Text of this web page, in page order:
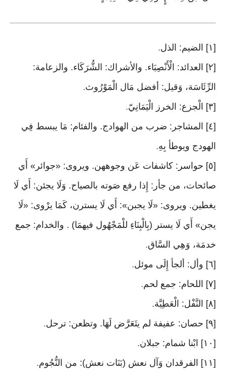
[١] الضيم: الذل .
[٢] العدائد: الْأَنْصِبَاء. والأشراك: الشُّرَكَاء. والزعامة:
الرِّئَاسَة، وَقيل: أفضل مَال الْمَوْرُوث.
[٣] الْجزع: الخرز الْيَمَانِيّ .
[٤] المشاجر: ضرب من الهوادج. والفئام: مَا يبسط فِي
الهودج ويوطأ بِهِ.
[٥] حواسر: كاشفات عَن وجوههن. ويروى: «جوائر» أَي
صائحات، من جأر: إِذا رفع صَوته بالصياح. وَلَا يجئن: أَي لَا
يغطين. ويروى: «لَا يجبن»: أَي لَا يسترن، كَمَا يرْوى: «لَا
يجن» أَي لَا يستر (بِالْبِنَاءِ للْمَجْهُول فيهمَا) . والخدام: جمع
خدمَة، وَهِي السَّاق.
[٦] وأل: ألجأ إِلَى موئل .
[٧] اللحام: جمع لحم .
[٨] النَّفْل: الْعَطِيَّة .
[٩] حصان: عفيفة لم يتَعَرَّض لَهَا. وتظعن: ترحل .
[١٠] ابْنا شمام: جبلان .
[١١] الفرقدان وَآل نعش (بَنَات نعش): من النُّجُوم .